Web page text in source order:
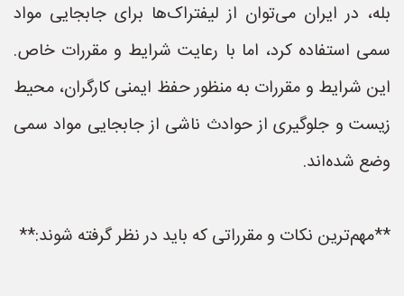
بله، در ایران می‌توان از لیفتراک‌ها برای جابجایی مواد
سمی استفاده کرد، اما با رعایت شرایط و مقررات خاص.
این شرایط و مقررات به منظور حفظ ایمنی کارگران، محیط
زیست و جلوگیری از حوادث ناشی از جابجایی مواد سمی
وضع شده‌اند.
**مهم‌ترین نکات و مقرراتی که باید در نظر گرفته شوند:**